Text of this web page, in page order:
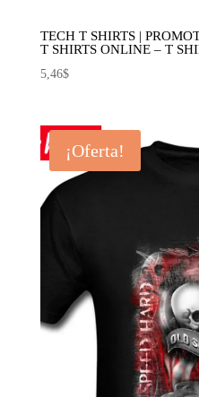
TECH T SHIRTS |
T SHIRTS ONLINE – T
5,46$
¡Oferta!